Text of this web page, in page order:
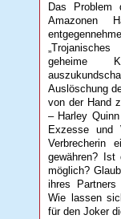
Das
Amazonen
geheime
Auslöschung
von der Hand
– Harley
Exzesse und
Verbrecherin
gewähren? Ist
möglich?
ihres Partners
Wie lassen
für den Joker